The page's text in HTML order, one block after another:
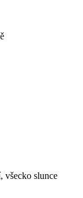
všecko slunce